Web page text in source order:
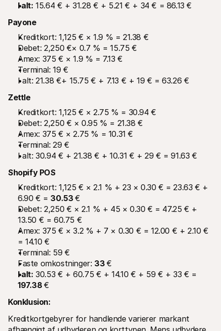
I alt: 15.64 € + 31.28 € + 5.21 € + 34 € = 86.13 €
Payone
Kreditkort: 1,125 € × 1.9 % = 21.38 €
Debet: 2,250 €× 0.7 % = 15.75 €
Amex: 375 € × 1.9 % = 7.13 €
Terminal: 19 €
I alt: 21.38 €+ 15.75 € + 7.13 € + 19 € = 63.26 €
Zettle
Kreditkort: 1,125 € × 2.75 % = 30.94 €
Debet: 2,250 € × 0.95 % = 21.38 €
Amex: 375 € × 2.75 % = 10.31 €
Terminal: 29 €
I alt: 30.94 € + 21.38 € + 10.31 € + 29 € = 91.63 €
Shopify POS
Kreditkort: 1,125 € × 2.1 % + 23 × 0.30 € = 23.63 € +
6.90 € = 30.53 €
Debet: 2,250 € × 2.1 % + 45 × 0.30 € = 47.25 € +
13.50 € = 60.75 €
Amex: 375 € × 3.2 % + 7 × 0.30 € = 12.00 € + 2.10 €
= 14.10 €
Terminal: 59 €
Faste omkostninger: 33 €
I alt:
197.38 €
Konklusion:
Kreditkortgebyrer for handlende varierer markant